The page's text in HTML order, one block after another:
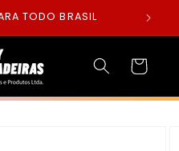
TODO BRASIL
Carrinho